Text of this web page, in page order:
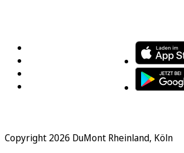
Copyright 2026 DuMont Rheinland, Köln